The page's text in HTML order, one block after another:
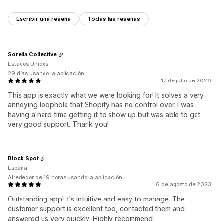
Escribir una reseña Todas las reseñas
17 de julio de 2026
This app is exactly what we were looking for! It solves a very
annoying loophole that Shopify has no control over. I was
having a hard time getting it to show up but was able to get
very good support. Thank you!
Sorella Collective
Estados Unidos
29 días usando la aplicación
6 de agosto de 2023
Outstanding app! It's intuitive and easy to manage. The
customer support is excellent too, contacted them and
answered us very quickly. Highly recommend!
Block Spot
España
Alrededor de 19 horas usando la aplicación